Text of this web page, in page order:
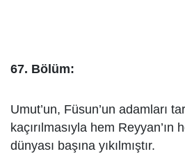
67. Bölüm:
Umut’un, Füsun’un adamları
kaçırılmasıyla hem Reyyan’ın
dünyası başına yıkılmıştır.